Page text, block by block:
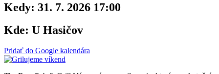
Kedy: 31. 7. 2026 17:00
Kde: U Hasičov
Pridať do Google kalendára